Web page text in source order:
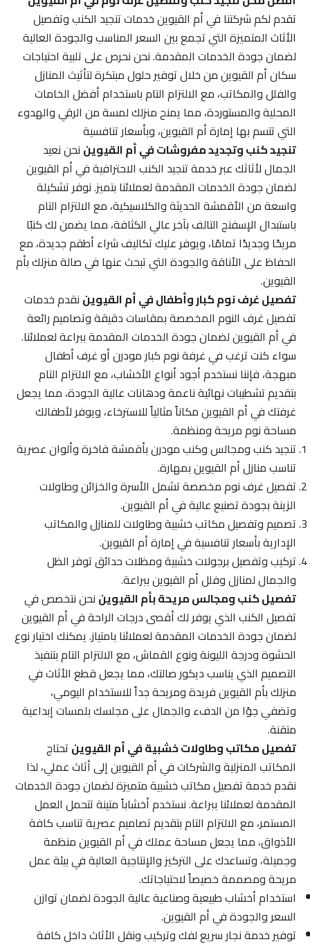
تقدم لكم شركتنا في أم القيوين خدمات تنجيد الكنب وتفصيل
الأثاث المتميزة التي تجمع بين السعر المناسب والجودة العالية
لضمان جودة الخدمات المقدمة. نحن نحرص على تلبية احتياجات
سكان أم القيوين من خلال توفير حلول مبتكرة لتأثيث المنازل
والفلل والمكاتب، مع الالتزام التام باستخدام أفضل الخامات
المحلية والمستوردة، مما يمنح منزلك لمسة من الرقي والهدوء
التي تتسم بها إمارة أم القيوين، وبأسعار تنافسية
تنجيد كنب وتجديد مفروشات في أم القيويننحن نعيد
الجمال لأثاثك عبر خدمة تنجيد الكنب الاحترافية في أم القيوين
لضمان جودة الخدمات المقدمة لعملائنا بتميز. نوفر تشكيلة
واسعة من الأقمشة الحديثة والكلاسيكية، مع الالتزام التام
باستبدال الإسفنج التالف بآخر عالي الكثافة، مما يضمن لك كنبًا
مريحًا وجديدًا تمامًا، ويوفر عليك تكاليف شراء أطقم جديدة، مع
الحفاظ على الأناقة والجودة التي تبحث عنها في صالة منزلك بأم
القيوين.
تفصيل غرف نوم كبار وأطفال في أم القيويننقدم خدمات
تفصيل غرف النوم المخصصة بمقاسات دقيقة وتصاميم رائعة
في أم القيوين لضمان جودة الخدمات المقدمة ببراعة لعملائنا.
سواء كنت ترغب في غرفة نوم كبار مودرن أو غرف أطفال
مبهجة، فإننا نستخدم أجود أنواع الأخشاب، مع الالتزام التام
بتقديم تشطيبات نهائية ناعمة ودهانات عالية الجودة، مما يجعل
غرفتك في أم القيوين مكاناً مثالياً للاسترخاء، ويوفر لأطفالك
مساحة نوم مريحة ومنظمة.
تنجيد كنب ومجالس وكنب مودرن بأقمشة فاخرة وألوان عصرية
تناسب منازل أم القيوين بمهارة.
تفصيل غرف نوم مخصصة تشمل الأسرة والخزائن وطاولات
الزينة بجودة تصنيع عالية في أم القيوين.
تصميم وتفصيل مكاتب خشبية وطاولات للمنازل والمكاتب
الإدارية بأسعار تنافسية في إمارة أم القيوين.
تركيب وتفصيل برجولات خشبية ومظلات حدائق توفر الظل
والجمال لمنازل وفلل أم القيوين ببراعة.
تفصيل كنب ومجالس مريحة بأم القيويننحن نتخصص في
تفصيل الكنب الذي يوفر لك أقصى درجات الراحة في أم القيوين
لضمان جودة الخدمات المقدمة لعملائنا بامتياز. يمكنك اختيار نوع
الحشوة ودرجة الليونة ونوع القماش، مع الالتزام التام بتنفيذ
التصميم الذي يناسب ديكور صالتك، مما يجعل قطع الأثاث في
منزلك بأم القيوين فريدة ومريحة جداً للاستخدام اليومي،
وتضفي جوًا من الدفء والجمال على مجلسك بلمسات إبداعية
متقنة.
تفصيل مكاتب وطاولات خشبية في أم القيوينتحتاج
المكاتب المنزلية والشركات في أم القيوين إلى أثاث عملي، لذا
نقدم خدمة تفصيل مكاتب خشبية متميزة لضمان جودة الخدمات
المقدمة لعملائنا ببراعة. نستخدم أخشاباً متينة تتحمل العمل
المستمر، مع الالتزام التام بتقديم تصاميم عصرية تناسب كافة
الأذواق، مما يجعل مساحة عملك في أم القيوين منظمة
وجميلة، وتساعدك على التركيز والإنتاجية العالية في بيئة عمل
مريحة ومصممة خصيصاً لاحتياجاتك.
استخدام أخشاب طبيعية وصناعية عالية الجودة لضمان توازن
السعر والجودة في أم القيوين.
توفير خدمة نجار سريع لفك وتركيب ونقل الأثاث داخل كافة